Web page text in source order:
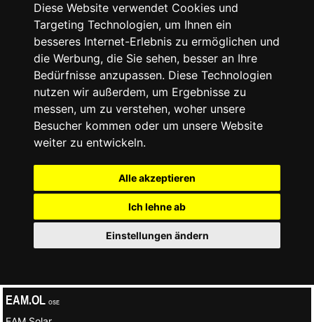
Diese Website verwendet Cookies und
Targeting Technologien, um Ihnen ein
besseres Internet-Erlebnis zu ermöglichen und
die Werbung, die Sie sehen, besser an Ihre
Bedürfnisse anzupassen. Diese Technologien
nutzen wir außerdem, um Ergebnisse zu
messen, um zu verstehen, woher unsere
Besucher kommen oder um unsere Website
weiter zu entwickeln.
Alle akzeptieren
Ich lehne ab
Einstellungen ändern
EAM.OL OSE